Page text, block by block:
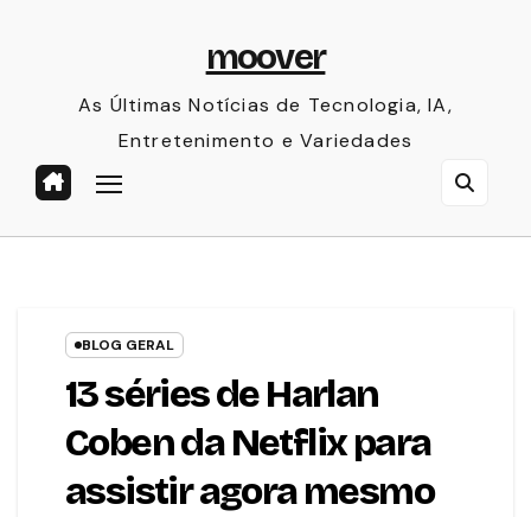
moover
As Últimas Notícias de Tecnologia, IA,
Entretenimento e Variedades
BLOG GERAL
13 séries de Harlan
Coben da Netflix para
assistir agora mesmo